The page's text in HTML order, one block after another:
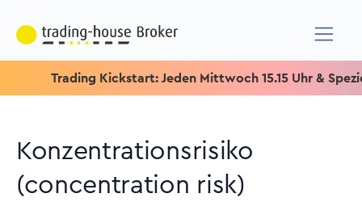
Trading Kickstart: Jeden Mittwoch 15.15 Uhr & Speziell
Konzentrationsrisiko
(concentration risk)